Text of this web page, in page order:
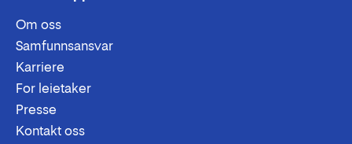
Om oss
Samfunnsansvar
Karriere
For leietaker
Presse
Kontakt oss